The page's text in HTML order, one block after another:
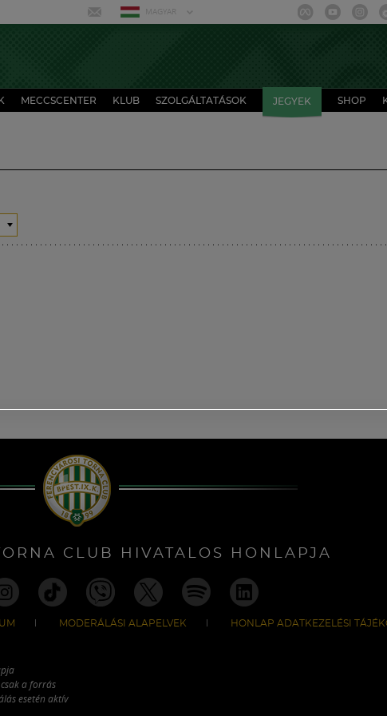
MAGYAR
MECCSCENTER KLUB SZOLGÁLTATÁSOK JEGYEK SHOP
CLUB HIVATALOS HONLAPJA
MODERÁLÁSI ALAPELVEK HONLAP ADATKEZELÉSI
a forrás
esetén aktív